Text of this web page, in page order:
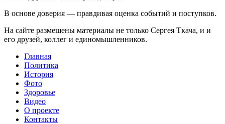
В основе доверия — правдивая оценка событий и поступков.
На сайте размещены материалы не только Сергея Ткача, и и
его друзей, коллег и единомышленников.
Главная
Политика
История
Фото
Здоровье
Видео
О проекте
Контакты